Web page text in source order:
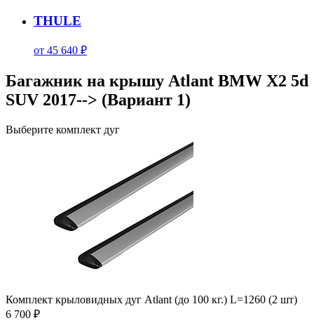
THULE
от 45 640 ₽
Багажник на крышу Atlant BMW X2 5d
SUV 2017--> (Вариант 1)
Выберите комплект дуг
Комплект крыловидных дуг Atlant (до 100 кг.) L=1260 (2 шт)
6 700 ₽